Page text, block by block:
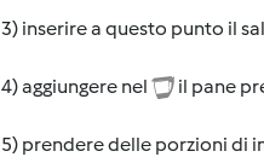
3) inserire a questo punto il
4) aggiungere nel il pane
5) prendere delle porzioni di